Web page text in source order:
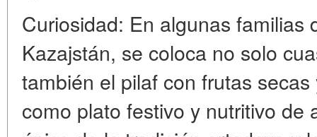
Curiosidad: En algunas familias
Kazajstán, se coloca no solo
también el pilaf con frutas
como plato festivo y nutritivo de